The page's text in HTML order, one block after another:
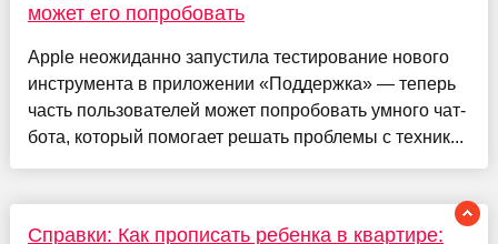
может его попробовать
Apple неожиданно запустила тестирование нового
инструмента в приложении «Поддержка» — теперь
часть пользователей может попробовать умного чат-
бота, который помогает решать проблемы с техник...
Справки: Как прописать ребенка в квартире: